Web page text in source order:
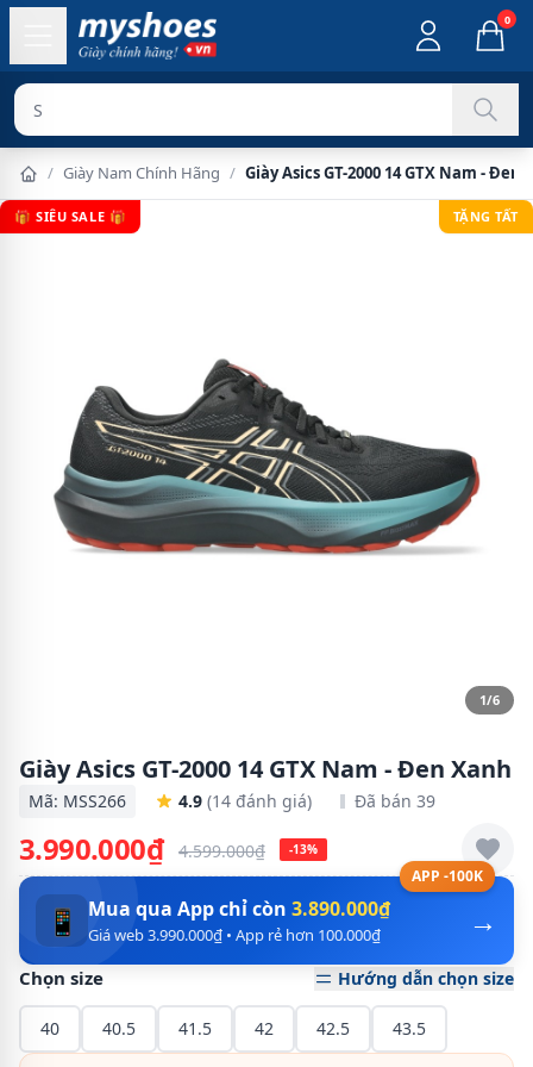
0
Sản phẩm chín
/ Giày Nam Chính Hãng / Giày Asics GT-2000 14 GTX Nam - Đen
🎁 SIÊU SALE 🎁 TẶNG TẤT
1/6
Giày Asics GT-2000 14 GTX Nam - Đen Xanh
Mã: MSS266 4.9 (14 đánh giá) Đã bán 39
3.990.000₫ 4.599.000₫ -13%
APP -100K
→
📱 Mua qua App chỉ còn 3.890.000₫
Giá web 3.990.000₫ • App rẻ hơn 100.000₫
Chọn size Hướng dẫn chọn size
40 40.5 41.5 42 42.5 43.5